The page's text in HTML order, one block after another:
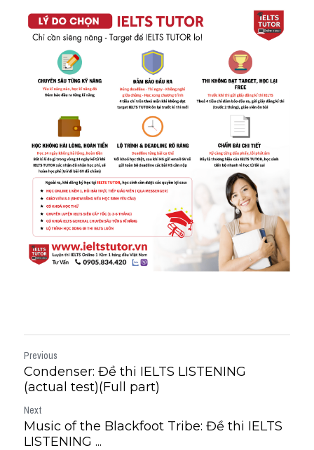
Previous
Condenser: Đề thi IELTS LISTENING
(actual test)(Full part)
Next
Music of the Blackfoot Tribe: Đề thi IELTS
LISTENING ...